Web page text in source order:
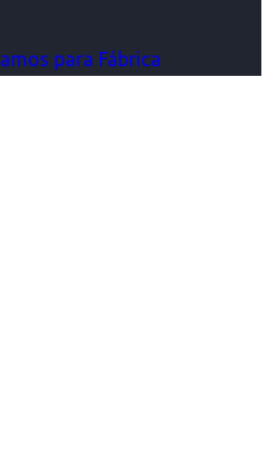
para Fábrica